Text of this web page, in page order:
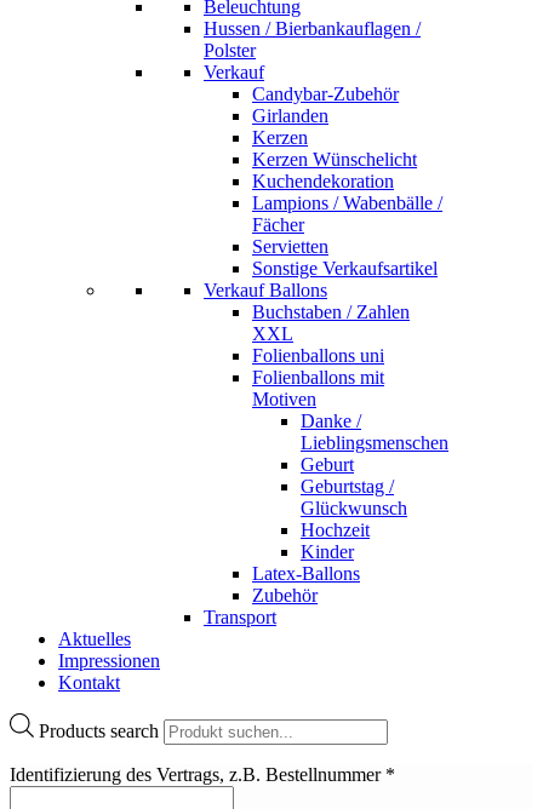
Beleuchtung
Hussen / Bierbankauflagen /
Polster
Verkauf
Candybar-Zubehör
Girlanden
Kerzen
Kerzen Wünschelicht
Kuchendekoration
Lampions / Wabenbälle /
Fächer
Servietten
Sonstige Verkaufsartikel
Verkauf Ballons
Buchstaben / Zahlen
XXL
Folienballons uni
Folienballons mit
Motiven
Danke /
Lieblingsmenschen
Geburt
Geburtstag /
Glückwunsch
Hochzeit
Kinder
Latex-Ballons
Zubehör
Transport
Aktuelles
Impressionen
Kontakt
Products search
Identifizierung des Vertrags, z.B. Bestellnummer *